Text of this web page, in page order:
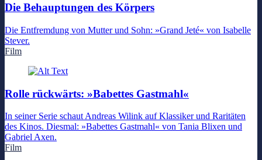
Die Behauptungen des Körpers
Die Entfremdung von Mutter und Sohn: »Grand Jeté« von Isabelle
Stever.
Film
Rolle rückwärts: »Babettes Gastmahl«
In seiner Serie schaut Andreas Wilink auf Klassiker und Raritäten
des Kinos. Diesmal: »Babettes Gastmahl« von Tania Blixen und
Gabriel Axen.
Film